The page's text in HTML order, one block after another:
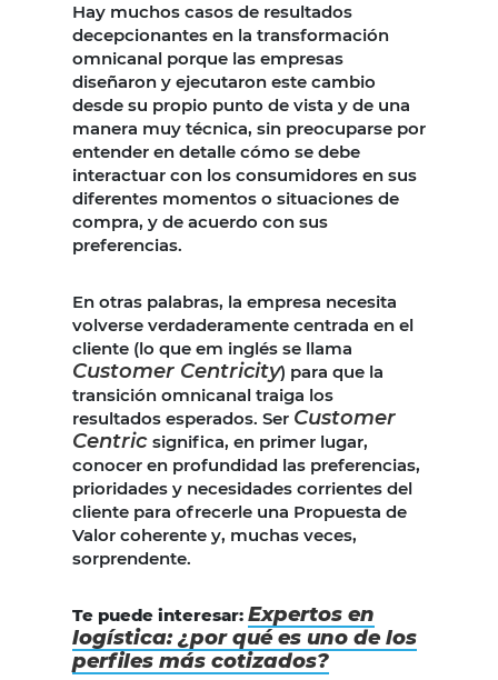
Hay muchos casos de resultados
decepcionantes en la transformación
omnicanal porque las empresas
diseñaron y ejecutaron este cambio
desde su propio punto de vista y de una
manera muy técnica, sin preocuparse por
entender en detalle cómo se debe
interactuar con los consumidores en sus
diferentes momentos o situaciones de
compra, y de acuerdo con sus
preferencias.
En otras palabras, la empresa necesita
volverse verdaderamente centrada en el
cliente (lo que em inglés se llama
Customer Centricity) para que la
transición omnicanal traiga los
resultados esperados. Ser Customer
Centric significa, en primer lugar,
conocer en profundidad las preferencias,
prioridades y necesidades corrientes del
cliente para ofrecerle una Propuesta de
Valor coherente y, muchas veces,
sorprendente.
Te puede interesar: Expertos en
logística: ¿por qué es uno de los
perfiles más cotizados?